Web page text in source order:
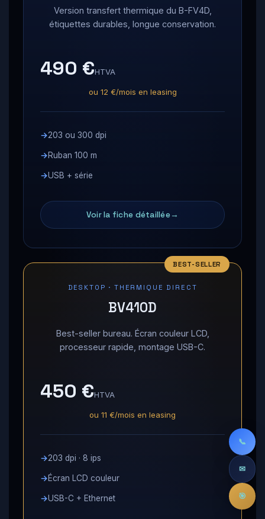
Version transfert thermique du B-FV4D,
étiquettes durables, longue conservation.
490 €HTVA
ou 12 €/mois en leasing
203 ou 300 dpi
Ruban 100 m
USB + série
Voir la fiche détaillée
DESKTOP · THERMIQUE DIRECT
BV410D
Best-seller bureau. Écran couleur LCD,
processeur rapide, montage USB-C.
450 €HTVA
ou 11 €/mois en leasing
203 dpi · 8 ips
Écran LCD couleur
USB-C + Ethernet
📞
✉
🎯